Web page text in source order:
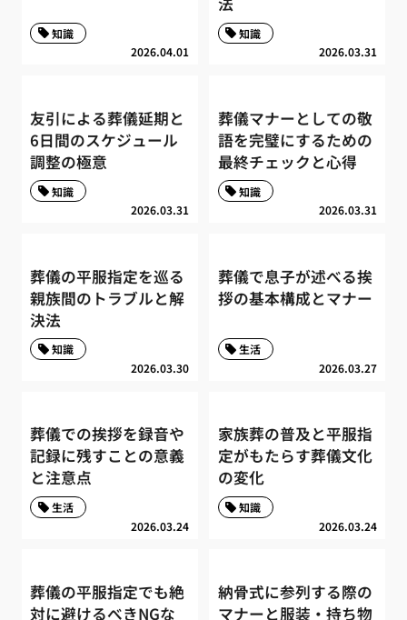
2026.04.01
知識
2026.03.31
知識
友引による葬儀延期と
6日間のスケジュール
調整の極意
2026.03.31
知識
葬儀マナーとしての敬
語を完璧にするための
最終チェックと心得
2026.03.31
知識
葬儀の平服指定を巡る
親族間のトラブルと解
決法
2026.03.30
知識
葬儀で息子が述べる挨
拶の基本構成とマナー
2026.03.27
生活
葬儀での挨拶を録音や
記録に残すことの意義
と注意点
2026.03.24
生活
家族葬の普及と平服指
定がもたらす葬儀文化
の変化
2026.03.24
知識
葬儀の平服指定でも絶
対に避けるべきNGな
納骨式に参列する際の
マナーと服装・持ち物